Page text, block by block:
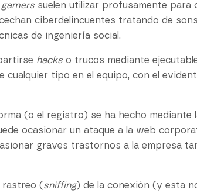
gamers suelen utilizar profusamente para
ciberdelincuentes tratando de
de ingeniería social.
hacks o trucos mediante
cualquier tipo en el equipo, con el
(o el registro) se ha hecho mediante
ocasionar un ataque a la web
graves trastornos a la empresa
rastreo ( sniffing) de la conexión (y esta